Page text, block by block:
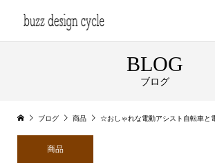
BLOG
ブログ
ブログ 商品 ☆おしゃれな電動アシスト自転車と
商品